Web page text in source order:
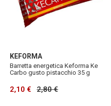
KEFORMA
Barretta energetica Keforma Ke
Carbo gusto pistacchio 35 g
2,10 € 2,80 €